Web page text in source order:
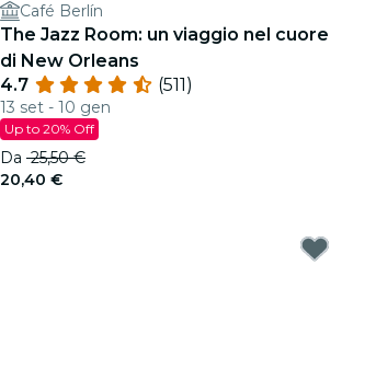
Café Berlín
The Jazz Room: un viaggio nel cuore
di New Orleans
4.7
(511)
13 set - 10 gen
Up to 20% Off
Da 25,50 €
20,40 €